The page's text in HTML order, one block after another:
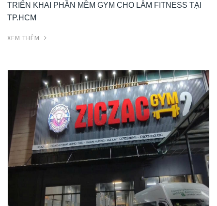
TRIỂN KHAI PHẦN MỀM GYM CHO LÂM FITNESS TẠI
TP.HCM
XEM THÊM